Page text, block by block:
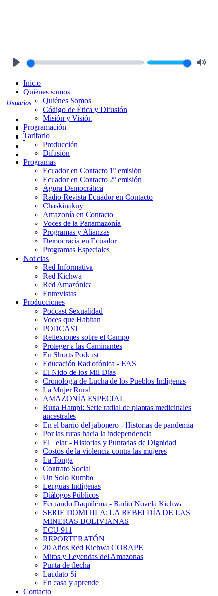
Usuarios
Inicio
Quiénes somos
Quiénes Somos
Código de Ética y Difusión
Misión y Visión
Programación
Tarifario
Producción
Difusión
Programas
Ecuador en Contacto 1º emisión
Ecuador en Contacto 2º emisión
Ágora Democrática
Radio Revista Ecuador en Contacto
Chaskinakuy
Amazonía en Contacto
Voces de la Panamazonía
Programas y Alianzas
Democracia en Ecuador
Programas Especiales
Noticias
Red Informativa
Red Kichwa
Red Amazónica
Entrevistas
Producciones
Podcast Sexualidad
Voces que Habitan
PODCAST
Reflexiones sobre el Campo
Proteger a las Caminantes
En Shorts Podcast
Educación Radiofónica - EAS
El Nido de los Mil Días
Cronología de Lucha de los Pueblos Indígenas
La Mujer Rural
AMAZONÍA ESPECIAL
Runa Hampi: Serie radial de plantas medicinales
ancestrales
En el barrio del jabonero - Historias de pandemia
Por las rutas hacia la independencia
El Telar - Historias y Puntadas de Dignidad
Costos de la violencia contra las mujeres
La Tonga
Contrato Social
Un Solo Rumbo
Lenguas Indígenas
Diálogos Públicos
Fernando Daquilema - Radio Novela Kichwa
SERIE DOMITILA: LA REBELDÍA DE LAS
MINERAS BOLIVIANAS
ECU 911
REPORTERATÓN
20 Años Red Kichwa CORAPE
Mitos y Leyendas del Amazonas
Punta de flecha
Laudato Sí
En casa y aprende
Contacto